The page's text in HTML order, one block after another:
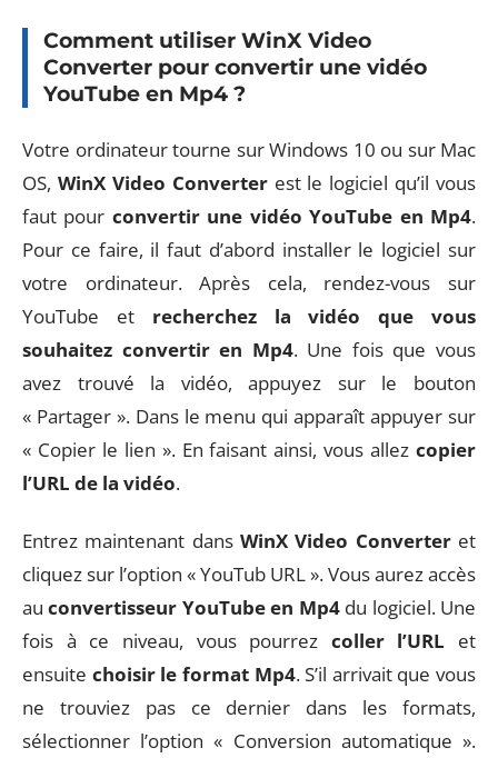
Comment utiliser WinX Video
Converter pour convertir une vidéo
YouTube en Mp4 ?
Votre ordinateur tourne sur Windows 10 ou sur Mac
OS, WinX Video Converterest le logiciel qu’il vous
faut pour convertir une vidéo YouTube en Mp4.
Pour ce faire, il faut d’abord installer le logiciel sur
votre ordinateur. Après cela, rendez-vous sur
YouTube et recherchez la vidéo que vous
souhaitez convertir en Mp4. Une fois que vous
avez trouvé la vidéo, appuyez sur le bouton
« Partager ». Dans le menu qui apparaît appuyer sur
« Copier le lien ». En faisant ainsi, vous allez copier
l’URL de la vidéo.
Entrez maintenant dans WinX Video Converteret
cliquez sur l’option « YouTub URL ». Vous aurez accès
auconvertisseur YouTube en Mp4du logiciel. Une
fois à ce niveau, vous pourrez coller l’URL et
ensuite choisir le format Mp4. S’il arrivait que vous
ne trouviez pas ce dernier dans les formats,
sélectionner l’option « Conversion automatique ».